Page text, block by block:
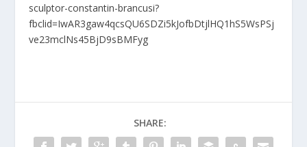
sculptor-constantin-brancusi?
fbclid=IwAR3gaw4qcsQU6SDZi5kJofbDtjlHQ1hS5WsPSj
ve23mclNs45BjD9sBMFyg
SHARE: